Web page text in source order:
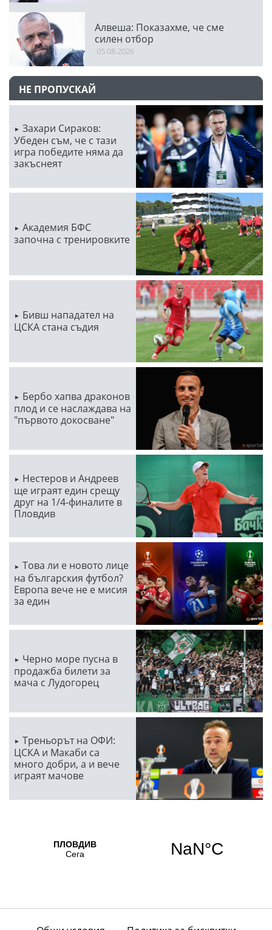
Алвеша: Показахме, че сме
силен отбор
05.08.2026
НЕ ПРОПУСКАЙ
Захари Сираков:
Убеден съм, че с тази
игра победите няма да
закъснеят
Академия БФС
започна с тренировките
Бивш нападател на
ЦСКА стана съдия
Бербо хапва драконов
плод и се наслаждава на
"първото докосване"
Нестеров и Андреев
ще играят един срещу
друг на 1/4-финалите в
Пловдив
Това ли е новото лице
на българския футбол?
Европа вече не е мисия
за един
Черно море пусна в
продажба билети за
мача с Лудогорец
Треньорът на ОФИ:
ЦСКА и Макаби са
много добри, а и вече
играят мачове